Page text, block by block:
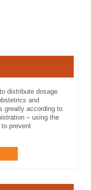
distribute dosage
and
greatly according to
– using the
prevent